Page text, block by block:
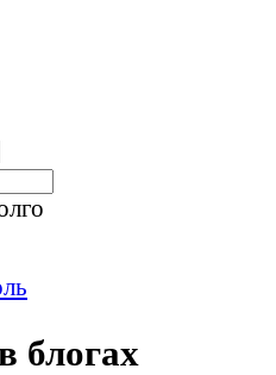
блогах